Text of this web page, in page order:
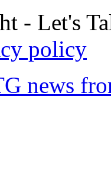
- Let's
policy
news